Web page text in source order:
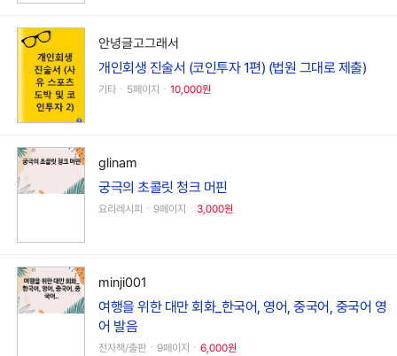
안녕글고그래서
개인회생 진술서 (코인투자 1편) (법원 그대로 제출)
기타ㆍ5페이지ㆍ 10,000원
glinam
궁극의 초콜릿 청크 머핀
요리레시피ㆍ9페이지ㆍ 3,000원
minji001
여행을 위한 대만 회화_한국어, 영어, 중국어, 중국어 영
어 발음
전자책/출판ㆍ9페이지ㆍ 6,000원